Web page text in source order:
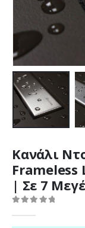
Κανάλι
Frameless
| Σε 7